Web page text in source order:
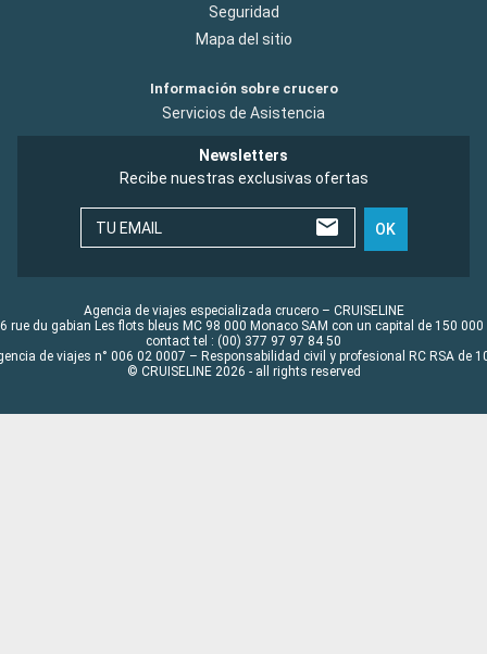
Seguridad
Mapa del sitio
Información sobre crucero
Servicios de Asistencia
Newsletters
Recibe nuestras exclusivas ofertas
TU EMAIL OK
Agencia de viajes especializada crucero – CRUISELINE
rue du gabian Les flots bleus MC 98 000 Monaco SAM con un capital de 150 000
contact tel : (00) 377 97 97 84 50
de viajes n° 006 02 0007 – Responsabilidad civil y profesional RC RSA de
© CRUISELINE 2026 - all rights reserved